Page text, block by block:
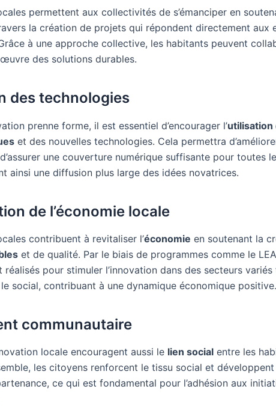
permettent aux collectivités de s’émanciper en
la création de projets qui répondent directement aux
à une approche collective, les habitants peuvent
des solutions durables.
des technologies
prenne forme, il est essentiel d’encourager l’utilisation
et des nouvelles technologies. Cela permettra
une couverture numérique suffisante pour toutes
ainsi une diffusion plus large des idées novatrices.
de l’économie locale
contribuent à revitaliser l’économie en soutenant la
et de qualité. Par le biais de programmes comme le
pour stimuler l’innovation dans des secteurs variés
le social, contribuant à une dynamique économique positive.
communautaire
locale encouragent aussi le lien social entre les
les citoyens renforcent le tissu social et développent
ce qui est fondamental pour l’adhésion aux